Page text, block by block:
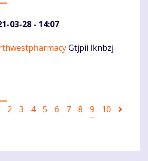
03-28 - 14:07
Gtjpii lknbzj
Puslapis
2 Puslapis
3 Puslapis
4 Puslapis
5 Puslapis
6 Puslapis
7 Puslapis
8
Current
9 Puslapis
10